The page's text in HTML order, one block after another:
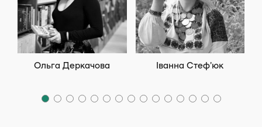
Ольга Деркачова Іванна Стеф’юк